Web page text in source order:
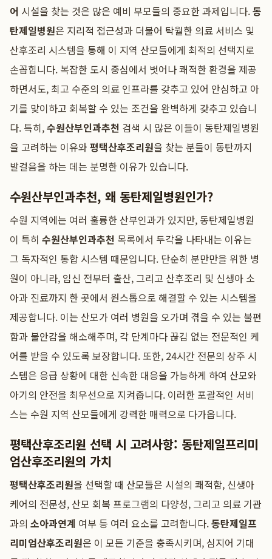
어 시설을 찾는 것은 많은 예비 부모들의 중요한 과제입니다.동
탄제일병원은 지리적 접근성과 더불어 탁월한 의료 서비스 및
산후조리 시스템을 통해 이 지역 산모들에게 최적의 선택지로
손꼽힙니다. 복잡한 도시 중심에서 벗어나 쾌적한 환경을 제공
하면서도, 최고 수준의 의료 인프라를 갖추고 있어 안심하고 아
기를 맞이하고 회복할 수 있는 조건을 완벽하게 갖추고 있습니
다. 특히,수원산부인과추천 검색 시 많은 이들이 동탄제일병원
을 고려하는 이유와 평택산후조리원을 찾는 분들이 동탄까지
발걸음을 하는 데는 분명한 이유가 있습니다.
수원산부인과추천, 왜 동탄제일병원인가?
수원 지역에는 여러 훌륭한 산부인과가 있지만, 동탄제일병원
이 특히 수원산부인과추천 목록에서 두각을 나타내는 이유는
그 독자적인 통합 시스템 때문입니다. 단순히 분만만을 위한 병
원이 아니라, 임신 전부터 출산, 그리고 산후조리 및 신생아 소
아과 진료까지 한 곳에서 원스톱으로 해결할 수 있는 시스템을
제공합니다. 이는 산모가 여러 병원을 오가며 겪을 수 있는 불편
함과 불안감을 해소해주며, 각 단계마다 끊김 없는 전문적인 케
어를 받을 수 있도록 보장합니다. 또한, 24시간 전문의 상주 시
스템은 응급 상황에 대한 신속한 대응을 가능하게 하여 산모와
아기의 안전을 최우선으로 지켜줍니다. 이러한 포괄적인 서비
스는 수원 지역 산모들에게 강력한 매력으로 다가옵니다.
평택산후조리원 선택 시 고려사항: 동탄제일프리미
엄산후조리원의 가치
평택산후조리원을 선택할 때 산모들은 시설의 쾌적함, 신생아
케어의 전문성, 산모 회복 프로그램의 다양성, 그리고 의료 기관
과의 소아과연계 여부 등 여러 요소를 고려합니다.동탄제일프
리미엄산후조리원은 이 모든 기준을 충족시키며, 심지어 기대